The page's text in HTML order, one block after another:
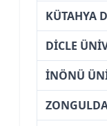
KÜTAHYA
DİCLE
İNÖNÜ